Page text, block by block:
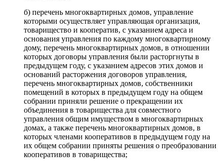
б) перечень многоквартирных домов, управление
которыми осуществляет управляющая организация,
товарищество и кооператив, с указанием адреса и
основания управления по каждому многоквартирному
дому, перечень многоквартирных домов, в отношении
которых договоры управления были расторгнуты в
предыдущем году, с указанием адресов этих домов и
оснований расторжения договоров управления,
перечень многоквартирных домов, собственники
помещений в которых в предыдущем году на общем
собрании приняли решение о прекращении их
объединения в товарищества для совместного
управления общим имуществом в многоквартирных
домах, а также перечень многоквартирных домов, в
которых членами кооперативов в предыдущем году на
их общем собрании приняты решения о преобразовании
кооперативов в товарищества;